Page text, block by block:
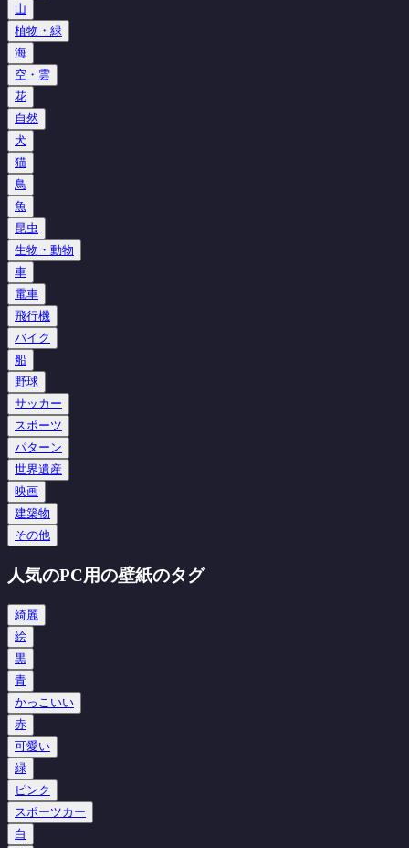
山
植物・緑
海
空・雲
花
自然
犬
猫
鳥
魚
昆虫
生物・動物
車
電車
飛行機
バイク
船
野球
サッカー
スポーツ
パターン
世界遺産
映画
建築物
その他
人気のPC用の壁紙のタグ
綺麗
絵
黒
青
かっこいい
赤
可愛い
緑
ピンク
スポーツカー
白